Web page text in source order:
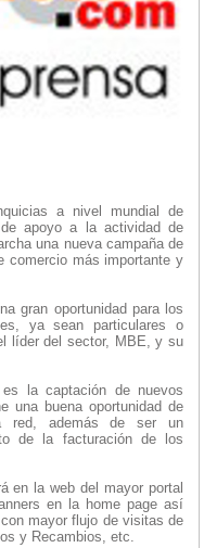
a nivel mundial de
apoyo a la actividad de
una nueva campaña de
comercio más importante y
gran oportunidad para los
ya sean particulares o
líder del sector, MBE, y su
la captación de nuevos
una buena oportunidad de
red, además de ser un
de la facturación de los
en la web del mayor portal
en la home page así
mayor flujo de visitas de
y Recambios, etc.